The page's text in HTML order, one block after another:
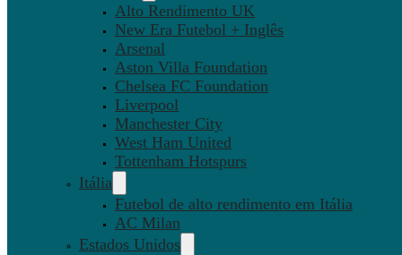
Alto Rendimento UK
New Era Futebol + Inglês
Arsenal
Aston Villa Foundation
Chelsea FC Foundation
Liverpool
Manchester City
West Ham United
Tottenham Hotspurs
Itália
Futebol de alto rendimento em Itália
AC Milan
Estados Unidos